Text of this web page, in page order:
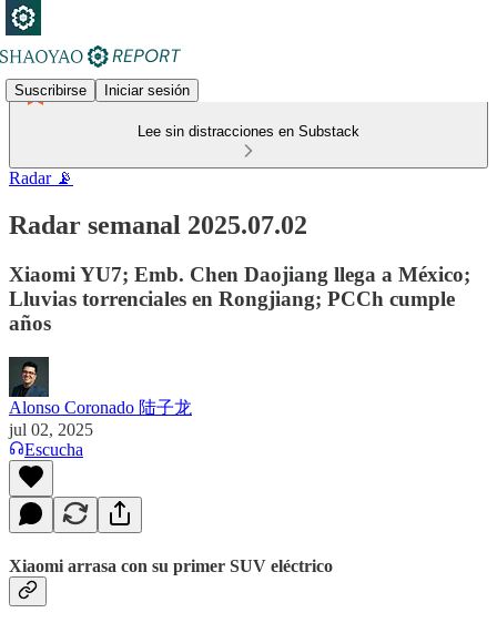
Suscribirse Iniciar sesión
Lee sin distracciones en Substack
Radar 📡
Radar semanal 2025.07.02
Xiaomi YU7; Emb. Chen Daojiang llega a México;
Lluvias torrenciales en Rongjiang; PCCh cumple
años
Alonso Coronado 陆子龙
jul 02, 2025
Escucha
Xiaomi arrasa con su primer SUV eléctrico